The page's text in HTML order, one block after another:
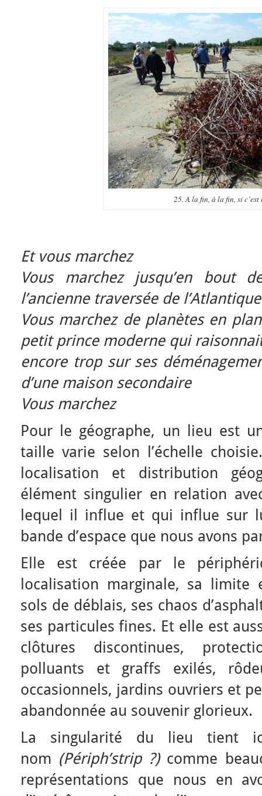
25. A la fin, à la fin, si c’est
Et vous marchez
Vous marchez jusqu’en bout
l’ancienne traversée de l’Atlantique
Vous marchez de planètes en
petit prince moderne qui
encore trop sur ses
d’une maison secondaire
Vous marchez
Pour le géographe, un lieu est
taille varie selon l’échelle
localisation et distribution
élément singulier en relation
lequel il influe et qui influe sur
bande d’espace que nous avons
Elle est créée par le
localisation marginale, sa limite
sols de déblais, ses chaos
ses particules fines. Et elle est
clôtures discontinues,
polluants et graffs exilés,
occasionnels, jardins ouvriers et
abandonnée au souvenir glorieux.
La singularité du lieu tient
nom (Périph’strip ?)comme
représentations que nous en